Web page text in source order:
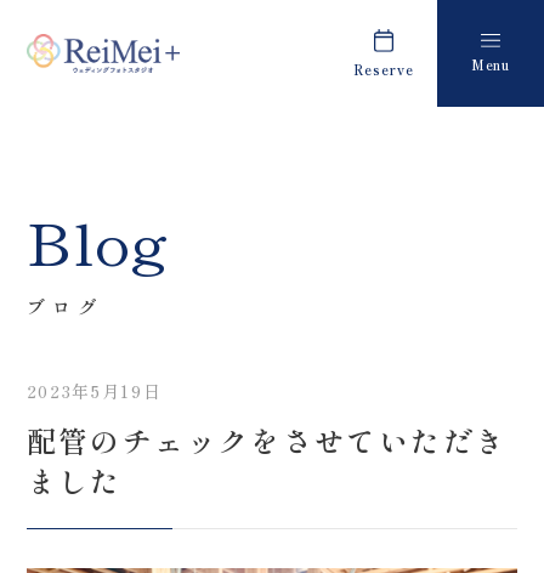
Reserve Menu
Costume
衣装
About us
Retouch
フォトレタッチ
Studio
スタジオ紹介
キャンペーン・お知らせ
ブログ
Blog
ブログ
2023年5月19日
配管のチェックをさせていただき
ました